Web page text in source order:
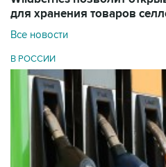
для хранения товаров
Все новости
В РОССИИ